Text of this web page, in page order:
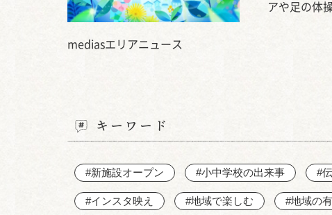
mediasエリアニュース
アや足の体
キーワード
#新施設オープン #小中学校の出来事 #
#インスタ映え #地域で楽しむ #地域の